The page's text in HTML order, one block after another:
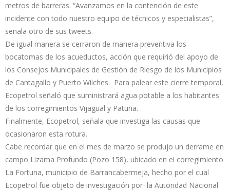
metros de barreras. “Avanzamos en la contención de este
incidente con todo nuestro equipo de técnicos y especialistas”,
señala otro de sus tweets.
De igual manera se cerraron de manera preventiva los
bocatomas de los acueductos, acción que requirió del apoyo de
los Consejos Municipales de Gestión de Riesgo de los Municipios
de Cantagallo y Puerto Wilches. Para palear este cierre temporal,
Ecopetrol señaló que suministrará agua potable a los habitantes
de los corregimientos Vijagual y Paturia.
Finalmente, Ecopetrol, señala que investiga las causas que
ocasionaron esta rotura.
Cabe recordar que en el mes de marzo se produjo un derrame en
campo Lizama Profundo (Pozo 158), ubicado en el corregimiento
La Fortuna, municipio de Barrancabermeja, hecho por el cual
Ecopetrol fue objeto de investigación por la Autoridad Nacional